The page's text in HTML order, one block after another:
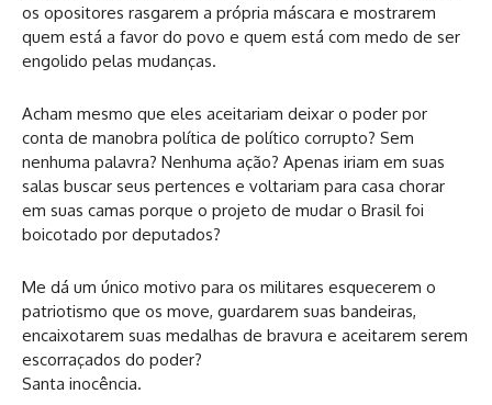
os opositores rasgarem a própria máscara e mostrarem
quem está a favor do povo e quem está com medo de ser
engolido pelas mudanças.
Acham mesmo que eles aceitariam deixar o poder por
conta de manobra política de político corrupto? Sem
nenhuma palavra? Nenhuma ação? Apenas iriam em suas
salas buscar seus pertences e voltariam para casa chorar
em suas camas porque o projeto de mudar o Brasil foi
boicotado por deputados?
Me dá um único motivo para os militares esquecerem o
patriotismo que os move, guardarem suas bandeiras,
encaixotarem suas medalhas de bravura e aceitarem serem
escorraçados do poder?
Santa inocência.